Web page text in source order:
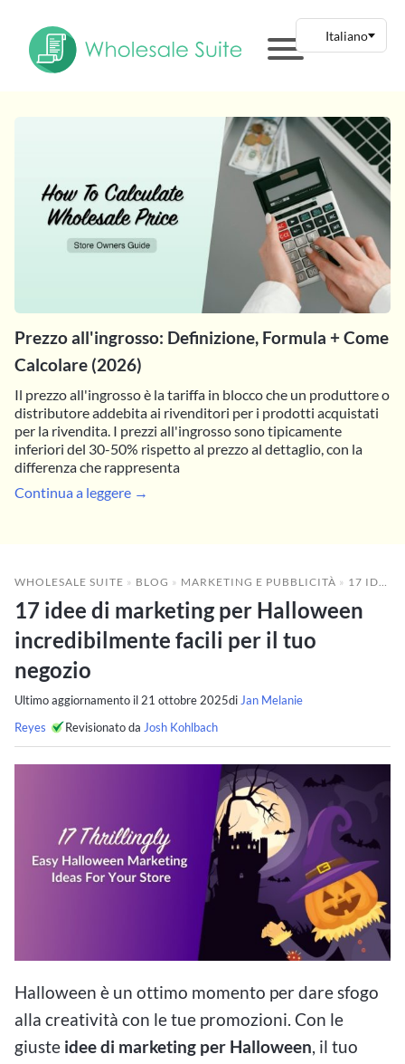
Prezzo all'ingrosso: Definizione, Formula + Come
Calcolare (2026)
Il prezzo all'ingrosso è la tariffa in blocco che un produttore o
distributore addebita ai rivenditori per i prodotti acquistati
per la rivendita. I prezzi all'ingrosso sono tipicamente
inferiori del 30-50% rispetto al prezzo al dettaglio, con la
differenza che rappresenta
Continua a leggere →
WHOLESALE SUITE » BLOG » MARKETING E PUBBLICITÀ » 17 IDEE DI MARKETING PER HALLOWEEN INCREDIBILMENTE FACILI PER IL TUO NEGOZIO
17 idee di marketing per Halloween
incredibilmente facili per il tuo
negozio
Ultimo aggiornamento il 21 ottobre 2025di Jan Melanie
Reyes
Revisionato da Josh Kohlbach
Halloween è un ottimo momento per dare sfogo
alla creatività con le tue promozioni. Con le
giuste idee di marketing per Halloween, il tuo